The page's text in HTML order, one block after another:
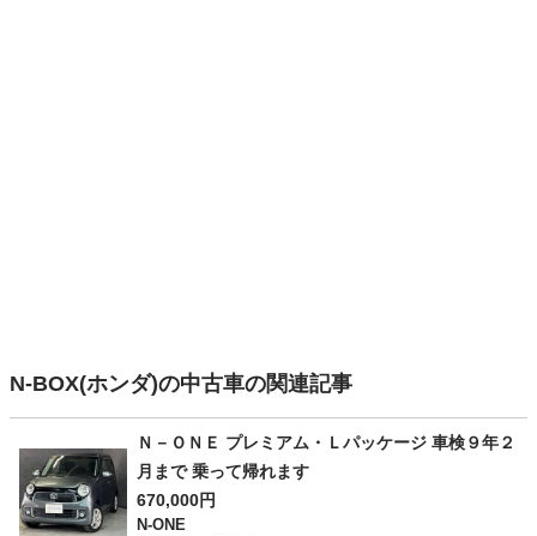
N-BOX(ホンダ)の中古車の関連記事
Ｎ－ＯＮＥ プレミアム・Ｌパッケージ 車検９年２
月まで 乗って帰れます
670,000円
N-ONE